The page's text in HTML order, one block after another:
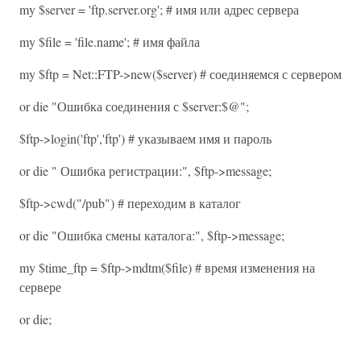
my $server = 'ftp.server.org'; # имя или адрес сервера
my $file = 'file.name'; # имя файла
my $ftp = Net::FTP->new($server) # соединяемся с сервером
or die "Ошибка соединения с $server:$@";
$ftp->login('ftp','ftp') # указываем имя и пароль
or die " Ошибка регистрации:", $ftp->message;
$ftp->cwd("/pub") # переходим в каталог
or die "Ошибка смены каталога:", $ftp->message;
my $time_ftp = $ftp->mdtm($file) # время изменения на
сервере
or die;